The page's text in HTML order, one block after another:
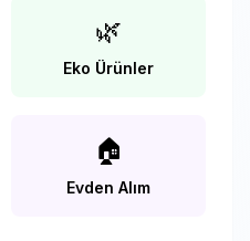
🌿
Eko Ürünler
🏠
Evden Alım